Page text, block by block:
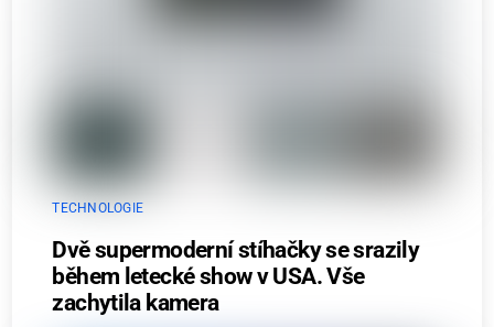
TECHNOLOGIE
Dvě supermoderní stíhačky se srazily
během letecké show v USA. Vše
zachytila kamera